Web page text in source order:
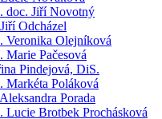
doc. Jiří Novotný
Odcházel
Veronika Olejníková
Marie Pačesová
Pindejová, DiS.
Markéta Poláková
Porada
Lucie Brotbek Prochásková